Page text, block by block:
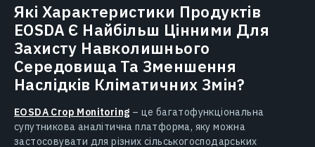
Які Характеристики Продуктів
EOSDA Є Найбільш Цінними Для
Захисту Навколишнього
Середовища Та Зменшення
Наслідків Кліматичних Змін?
EOSDA Crop Monitoring – це багатофункціональна
супутникова аналітична платформа, яку можна
застосовувати для різних сільськогосподарських